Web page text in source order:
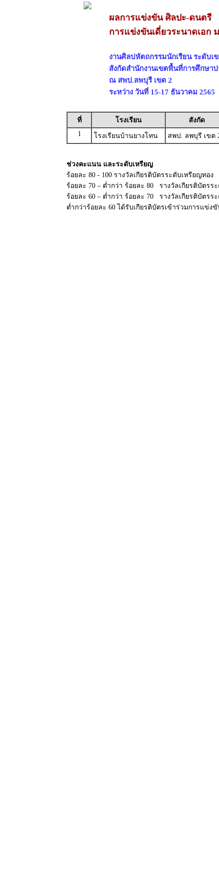
ผลการแข่งขัน ศิลปะ-ดนตรี
การแข่งขันเดี่ยวระนาดเอก
งานศิลปหัตถกรรมนักเรียน ระดับเ
สังกัดสำนักงานเขตพื้นที่การศึกษา
ณ สพป.ลพบุรี เขต 2
ระหว่าง วันที่ 15-17 ธันวาคม 2565
ที่ โรงเรียน
สังกัด
1
โรงเรียนบ้านยางโทน สพป. ลพบุรี เขต
ช่วงคะแนน และระดับเหรียญ
ร้อยละ 80 - 100 รางวัลเกียรติบัตรระดับเหรียญทอง
ร้อยละ 70 – ต่ำกว่า ร้อยละ 80 รางวัลเกียรติบัตรร
ร้อยละ 60 – ต่ำกว่า ร้อยละ 70 รางวัลเกียรติบัตรร
ต่ำกว่าร้อยละ 60 ได้รับเกียรติบัตรเข้าร่วมการแข่ง